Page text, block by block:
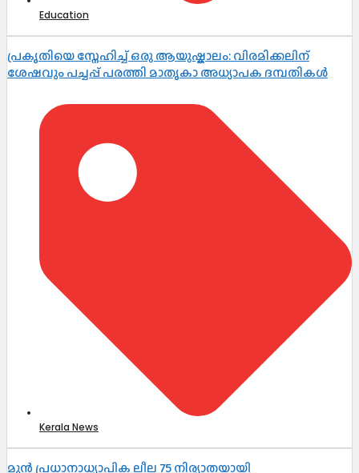
Education
പ്രകൃതിയെ സ്നേഹിച്ച് ഒരു ആയുഷ്കാലം: വിരമിക്കലിന്
ശേഷവും പച്ചപ്പ് പരത്തി മാതൃകാ അധ്യാപക ദമ്പതികൾ
Kerala News
മുൻ പ്രധാനാധ്യാപിക ലീല 75 നിര്യാതയായി